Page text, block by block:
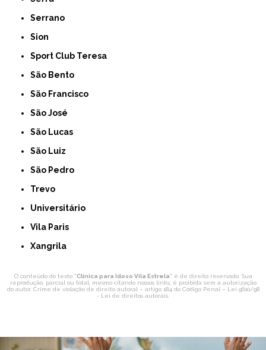
Serrano
Sion
Sport Club Teresa
São Bento
São Francisco
São José
São Lucas
São Luiz
São Pedro
Trevo
Universitário
Vila Paris
Xangrila
O conteúdo do texto "Clínica para Idoso Vila Estrela" é de direito reservado. Sua
reprodução, parcial ou total, mesmo citando nossos links, é proibida sem a autorização
do autor. Crime de violação de direito autoral – artigo 184 do Código Penal – Lei 9610/98
- Lei de direitos autorais.